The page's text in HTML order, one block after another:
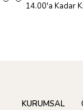
14.00'a Kadar
KURUMSAL